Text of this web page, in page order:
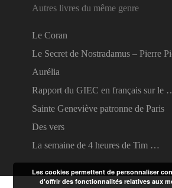
Autres livres du même genre
Le Coran
Le Secret de Nostradamus – Pierre
Aurélia
Rapport du GIEC en français sur le
Sainte Geneviève patronne de Paris
Des vers
La semaine de 4 heures de Tim …
Les cookies permettent de personnaliser
d'offrir des fonctionnalités relatives aux